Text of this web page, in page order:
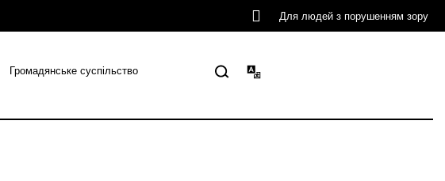
Для людей з порушенням зору
Громадянське суспільство